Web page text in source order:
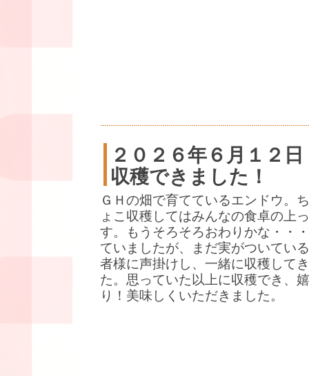
２０２６年６月１２日
収穫できました！
ＧＨの畑で育てているエンドウ。
ょこ収穫してはみんなの食卓の上
す。もうそろそろおわりかな・・
ていましたが、まだ実がついてい
者様に声掛けし、一緒に収穫して
た。思っていた以上に収穫でき、
り！美味しくいただきました。